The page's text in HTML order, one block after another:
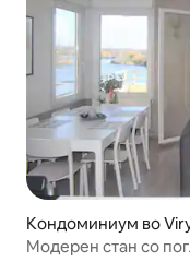
Кондоминиум во
Модерен стан со